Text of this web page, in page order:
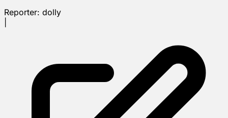
Reporter: dolly